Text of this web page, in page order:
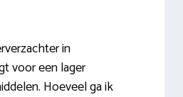
in
voor een lager
Hoeveel ga ik